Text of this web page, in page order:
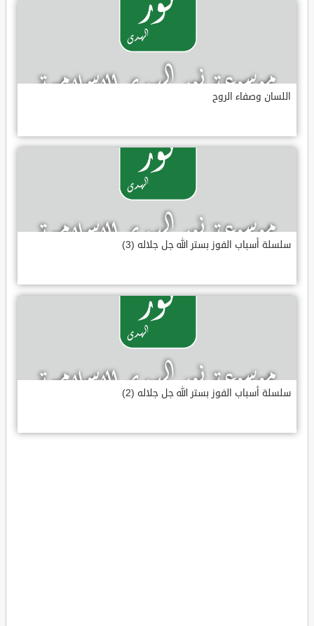
اللسان وصفاء الروح
سلسلة أسباب الفوز بستر الله جل جلاله (3)
سلسلة أسباب الفوز بستر الله جل جلاله (2)